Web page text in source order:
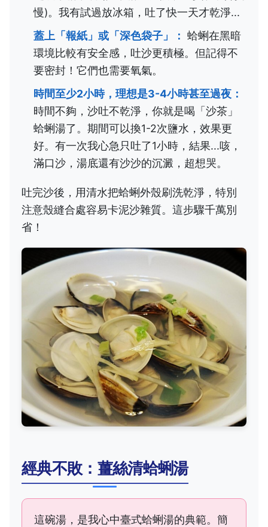
慢)。我有試過放冰箱，吐了快一天才乾淨...
蓋上「報紙」或「深色袋子」： 蛤蜊在黑暗
環境比較有安全感，吐沙更積極。但記得不
要密封！它們也需要氧氣。
時間至少2小時，理想是3-4小時甚至過夜：
時間不夠，沙吐不乾淨，你就是喝「沙茶」
蛤蜊湯了。期間可以換1-2次鹽水，效果更
好。有一次我心急只吐了1小時，結果...咳，
滿口沙，湯底還有沙沙的沉澱，超想哭。
吐完沙後，用清水把蛤蜊外殼刷洗乾淨，特別
注意殼縫合處容易卡泥沙雜質。這步驟千萬別
省！
經典不敗：薑絲清蛤蜊湯
這碗湯，是我心中臺式蛤蜊湯的典範。簡